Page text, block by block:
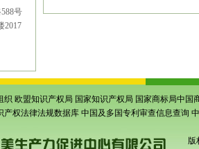
号
2017
织 欧盟知识产权局 国家知识产权局 国家商标局中国
产权法律法规数据库 中国及多国专利审查信息查询
版